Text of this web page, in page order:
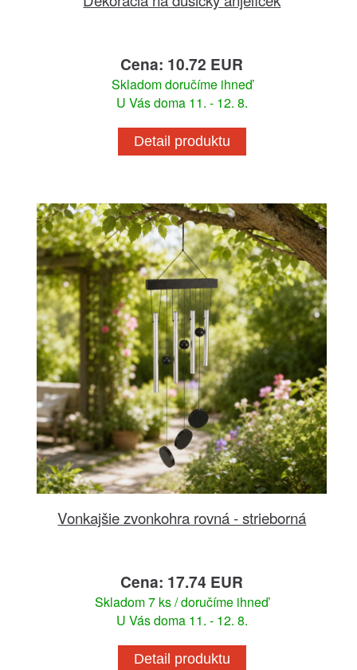
Cena: 10.72 EUR
Skladom doručíme ihneď
U Vás doma 11. - 12. 8.
Detail produktu
Vonkajšie zvonkohra rovná - strieborná
Cena: 17.74 EUR
Skladom 7 ks / doručíme ihneď
U Vás doma 11. - 12. 8.
Detail produktu